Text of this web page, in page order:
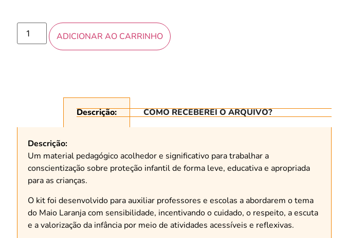
ADICIONAR AO CARRINHO
Descrição: COMO RECEBEREI O ARQUIVO?
Descrição:
Um material pedagógico acolhedor e significativo para trabalhar a
conscientização sobre proteção infantil de forma leve, educativa e apropriada
para as crianças.
O kit foi desenvolvido para auxiliar professores e escolas a abordarem o tema
do Maio Laranja com sensibilidade, incentivando o cuidado, o respeito, a escuta
e a valorização da infância por meio de atividades acessíveis e reflexivas.